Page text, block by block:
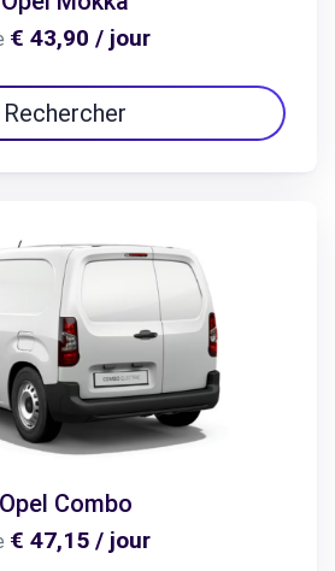
€ 43,90 / jour
Rechercher
Opel Combo
€ 47,15 / jour